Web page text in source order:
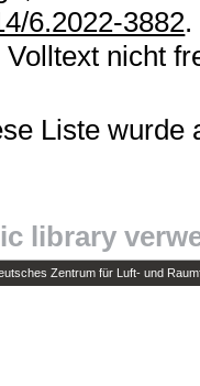
6.2022-3882
Volltext nicht
Liste wurde
library
Zentrum für Luft- und